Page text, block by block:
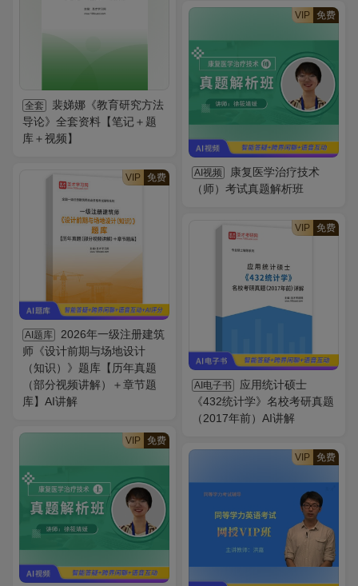
全套
裴娣娜《教育研究方法
导论》全套资料【笔记＋题
库＋视频】
VIP 免费
AI视频
康复医学治疗技术
（师）考试真题解析班
VIP 免费
AI题库
2026年一级注册建筑
师《设计前期与场地设计
（知识）》题库【历年真题
（部分视频讲解）＋章节题
库】AI讲解
VIP 免费
AI电子书
应用统计硕士
《432统计学》名校考研真题
（2017年前）AI讲解
VIP 免费
VIP 免费